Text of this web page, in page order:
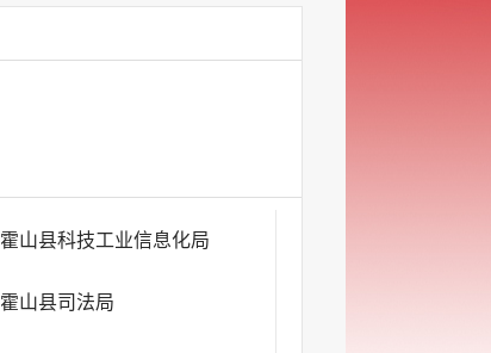
霍山县科技工业信息化局
霍山县司法局